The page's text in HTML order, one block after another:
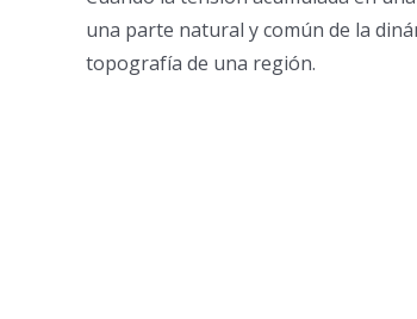
una parte natural y común de la
topografía de una región.